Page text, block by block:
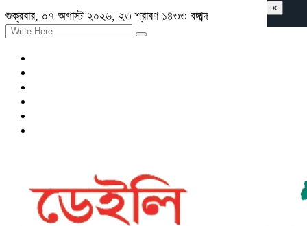
শুক্রবার, ০৭ অগাস্ট ২০২৬, ২৩ শ্রাবণ ১৪৩৩ বঙ্গাব্দ
×